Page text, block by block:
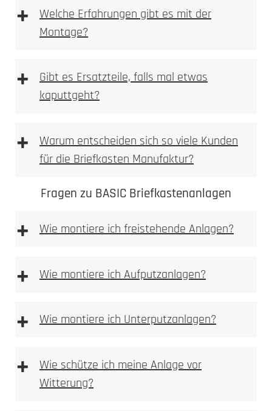
+
Welche Erfahrungen gibt es mit der
Montage?
+
Gibt es Ersatzteile, falls mal etwas
kaputtgeht?
+
Warum entscheiden sich so viele Kunden
für die Briefkasten Manufaktur?
Fragen zu BASIC Briefkastenanlagen
+ Wie montiere ich freistehende Anlagen?
+ Wie montiere ich Aufputzanlagen?
+ Wie montiere ich Unterputzanlagen?
+
Wie schütze ich meine Anlage vor
Witterung?